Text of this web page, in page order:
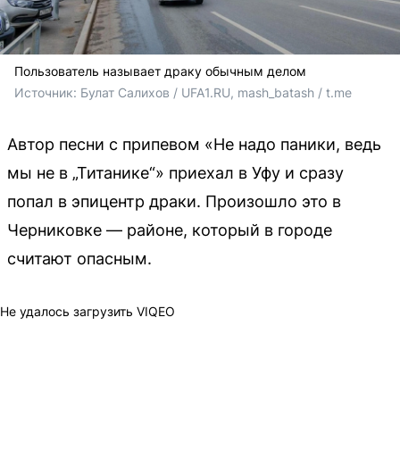
Пользователь называет драку обычным делом
Источник: Булат Салихов / UFA1.RU, mash_batash / t.me
Автор песни с припевом «Не надо паники, ведь
мы не в „Титанике“» приехал в Уфу и сразу
попал в эпицентр драки. Произошло это в
Черниковке — районе, который в городе
считают опасным.
Не удалось загрузить VIQEO